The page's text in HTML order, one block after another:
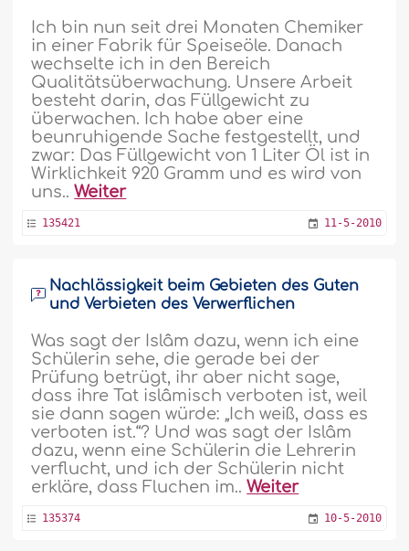
Ich bin nun seit drei Monaten Chemiker
in einer Fabrik für Speiseöle. Danach
wechselte ich in den Bereich
Qualitätsüberwachung. Unsere Arbeit
besteht darin, das Füllgewicht zu
überwachen. Ich habe aber eine
beunruhigende Sache festgestellt, und
zwar: Das Füllgewicht von 1 Liter Öl ist in
Wirklichkeit 920 Gramm und es wird von
uns..Weiter
135421 11-5-2010
Nachlässigkeit beim Gebieten des Guten
und Verbieten des Verwerflichen
Was sagt der Islâm dazu, wenn ich eine
Schülerin sehe, die gerade bei der
Prüfung betrügt, ihr aber nicht sage,
dass ihre Tat islâmisch verboten ist, weil
sie dann sagen würde: „Ich weiß, dass es
verboten ist.“? Und was sagt der Islâm
dazu, wenn eine Schülerin die Lehrerin
verflucht, und ich der Schülerin nicht
erkläre, dass Fluchen im..Weiter
135374 10-5-2010